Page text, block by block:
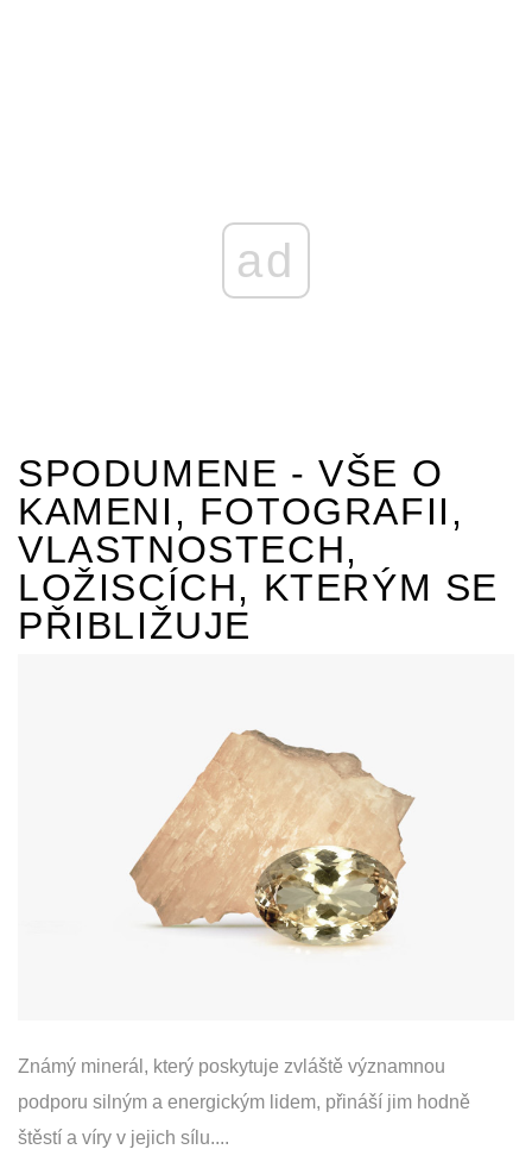
ad
SPODUMENE - VŠE O
KAMENI, FOTOGRAFII,
VLASTNOSTECH,
LOŽISCÍCH, KTERÝM SE
PŘIBLIŽUJE
Známý minerál, který poskytuje zvláště významnou
podporu silným a energickým lidem, přináší jim hodně
štěstí a víry v jejich sílu....